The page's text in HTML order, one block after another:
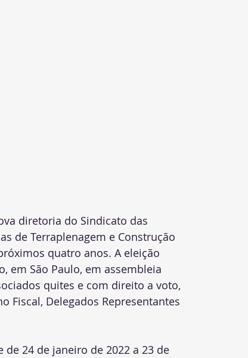
diretoria do Sindicato das
de Terraplenagem e Construção
quatro anos. A eleição
em São Paulo, em assembleia
quites e com direito a voto,
Fiscal, Delegados Representantes
24 de janeiro de 2022 a 23 de